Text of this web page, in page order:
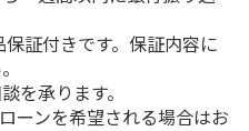
証付きです。保証内容に
を承ります。
ーンを希望される場合はお